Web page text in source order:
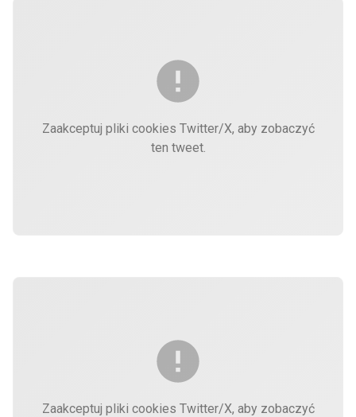
Zaakceptuj pliki cookies Twitter/X, aby zobaczyć
ten tweet.
Zaakceptuj pliki cookies Twitter/X, aby zobaczyć